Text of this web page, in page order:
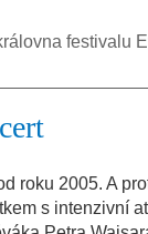
festivalu
roku 2005. A
s intenzivní